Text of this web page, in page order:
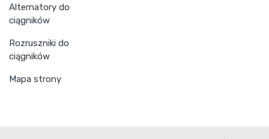
Alternatory do
ciągników
Rozruszniki do
ciągników
Mapa strony